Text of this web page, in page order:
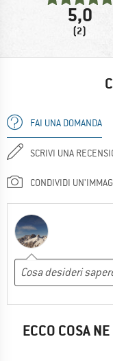
5,0
(2)
FAI UNA DOMANDA
SCRIVI UNA
CONDIVIDI
ECCO COSA